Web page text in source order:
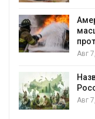
Авг
Авг